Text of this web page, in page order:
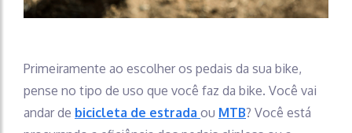
Primeiramente ao escolher os pedais da sua bike,
pense no tipo de uso que você faz da bike. Você vai
andar de bicicleta de estrada ou MTB? Você está